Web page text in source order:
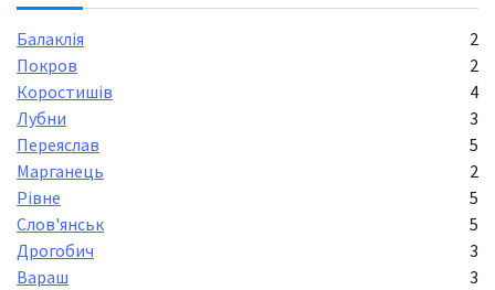
Балаклія
2
Покров
2
Коростишів
4
Лубни
3
Переяслав
5
Марганець
2
Рівне
5
Слов'янськ
5
Дрогобич
3
Вараш
3